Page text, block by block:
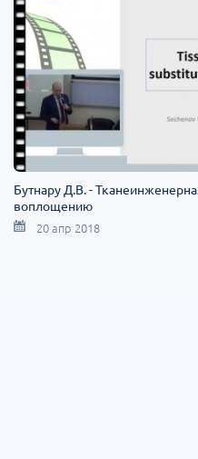
Бутнару Д.В. -
воплощению
20 апр 2018